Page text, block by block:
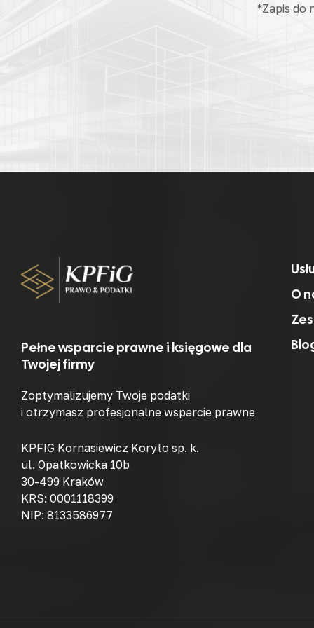
*Zapis do
Pełne wsparcie prawne i księgowe dla
Twojej firmy
Zoptymalizujemy Twoje podatki
i otrzymasz profesjonalne wsparcie prawne
KPFIG Kornasiewicz Koryto sp. k.
ul. Opatkowicka 10b
30-499 Kraków
KRS: 0001118399
NIP: 8133586977
O